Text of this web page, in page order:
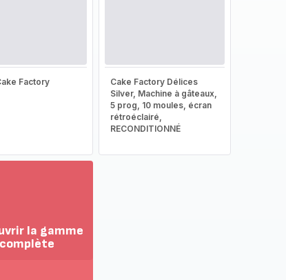
Factory
Cake Factory Délices
Silver, Machine à gâteaux,
5 prog, 10 moules, écran
rétroéclairé,
RECONDITIONNÉ
la gamme
complète